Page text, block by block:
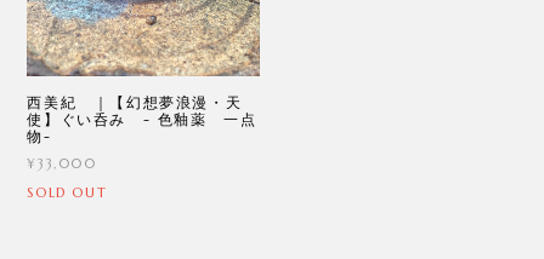
西美紀 ｜【幻想夢浪漫・天
使】ぐい呑み - 色釉薬 一点
物-
¥33,000
SOLD OUT